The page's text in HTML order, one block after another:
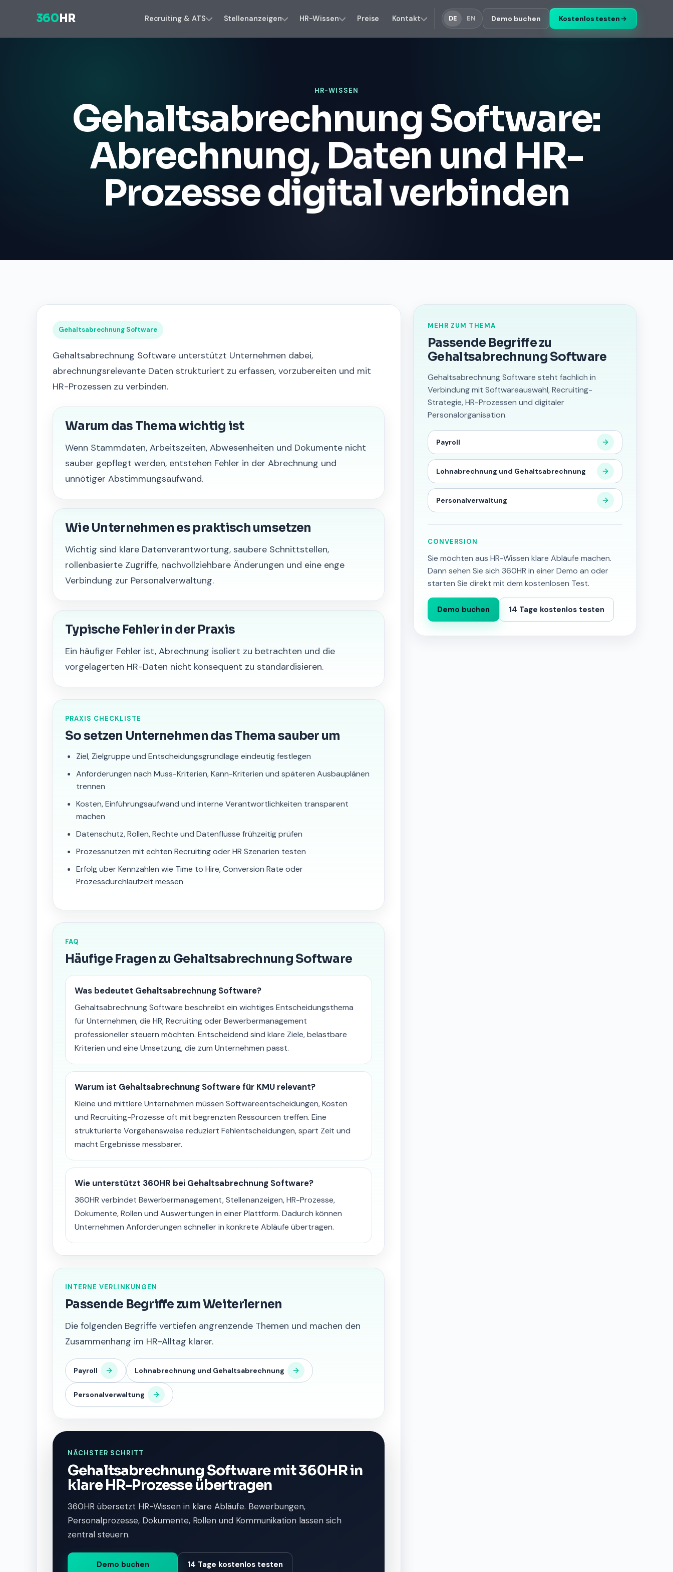
360 HR Recruiting & ATS Stellenanzeigen HR-Wissen Preise Kontakt DE EN Demo buchen Kostenlos testen
HR-WISSEN
Gehaltsabrechnung Software:
Abrechnung, Daten und HR-
Prozesse digital verbinden
Gehaltsabrechnung Software
Gehaltsabrechnung Software unterstützt Unternehmen dabei,
abrechnungsrelevante Daten strukturiert zu erfassen, vorzubereiten und mit
HR-Prozessen zu verbinden.
Warum das Thema wichtig ist
Wenn Stammdaten, Arbeitszeiten, Abwesenheiten und Dokumente nicht
sauber gepflegt werden, entstehen Fehler in der Abrechnung und
unnötiger Abstimmungsaufwand.
Wie Unternehmen es praktisch umsetzen
Wichtig sind klare Datenverantwortung, saubere Schnittstellen,
rollenbasierte Zugriffe, nachvollziehbare Änderungen und eine enge
Verbindung zur Personalverwaltung.
Typische Fehler in der Praxis
Ein häufiger Fehler ist, Abrechnung isoliert zu betrachten und die
vorgelagerten HR-Daten nicht konsequent zu standardisieren.
PRAXIS CHECKLISTE
So setzen Unternehmen das Thema sauber um
Ziel, Zielgruppe und Entscheidungsgrundlage eindeutig festlegen
Anforderungen nach Muss-Kriterien, Kann-Kriterien und späteren Ausbauplänen
trennen
Kosten, Einführungsaufwand und interne Verantwortlichkeiten transparent
machen
Datenschutz, Rollen, Rechte und Datenflüsse frühzeitig prüfen
Prozessnutzen mit echten Recruiting oder HR Szenarien testen
Erfolg über Kennzahlen wie Time to Hire, Conversion Rate oder
Prozessdurchlaufzeit messen
FAQ
Häufige Fragen zu Gehaltsabrechnung Software
Was bedeutet Gehaltsabrechnung Software?
Gehaltsabrechnung Software beschreibt ein wichtiges Entscheidungsthema
für Unternehmen, die HR, Recruiting oder Bewerbermanagement
professioneller steuern möchten. Entscheidend sind klare Ziele, belastbare
Kriterien und eine Umsetzung, die zum Unternehmen passt.
Warum ist Gehaltsabrechnung Software für KMU relevant?
Kleine und mittlere Unternehmen müssen Softwareentscheidungen, Kosten
und Recruiting-Prozesse oft mit begrenzten Ressourcen treffen. Eine
strukturierte Vorgehensweise reduziert Fehlentscheidungen, spart Zeit und
macht Ergebnisse messbarer.
Wie unterstützt 360HR bei Gehaltsabrechnung Software?
360HR verbindet Bewerbermanagement, Stellenanzeigen, HR-Prozesse,
Dokumente, Rollen und Auswertungen in einer Plattform. Dadurch können
Unternehmen Anforderungen schneller in konkrete Abläufe übertragen.
INTERNE VERLINKUNGEN
Passende Begriffe zum Weiterlernen
Die folgenden Begriffe vertiefen angrenzende Themen und machen den
Zusammenhang im HR-Alltag klarer.
Payroll Lohnabrechnung und Gehaltsabrechnung
Personalverwaltung
NÄCHSTER SCHRITT
Gehaltsabrechnung Software mit 360HR in
klare HR-Prozesse übertragen
360HR übersetzt HR-Wissen in klare Abläufe. Bewerbungen,
Personalprozesse, Dokumente, Rollen und Kommunikation lassen sich
zentral steuern.
Demo buchen 14 Tage kostenlos testen
MEHR ZUM THEMA
Passende Begriffe zu
Gehaltsabrechnung Software
Gehaltsabrechnung Software steht fachlich in
Verbindung mit Softwareauswahl, Recruiting-
Strategie, HR-Prozessen und digitaler
Personalorganisation.
Payroll
Lohnabrechnung und Gehaltsabrechnung
Personalverwaltung
CONVERSION
Sie möchten aus HR-Wissen klare Abläufe machen.
Dann sehen Sie sich 360HR in einer Demo an oder
starten Sie direkt mit dem kostenlosen Test.
Demo buchen 14 Tage kostenlos testen